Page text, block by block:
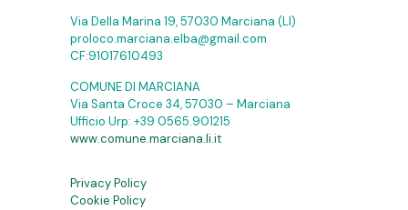
Via Della Marina 19, 57030 Marciana (LI)
proloco.marciana.elba@gmail.com
CF:91017610493
COMUNE DI MARCIANA
Via Santa Croce 34, 57030 – Marciana
Ufficio Urp: +39 0565.901215
www.comune.marciana.li.it
Privacy Policy
Cookie Policy